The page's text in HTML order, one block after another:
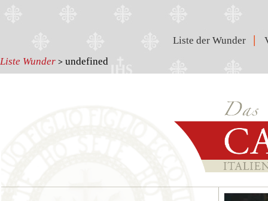
Liste Wunder > undefined
Liste der Wunder |